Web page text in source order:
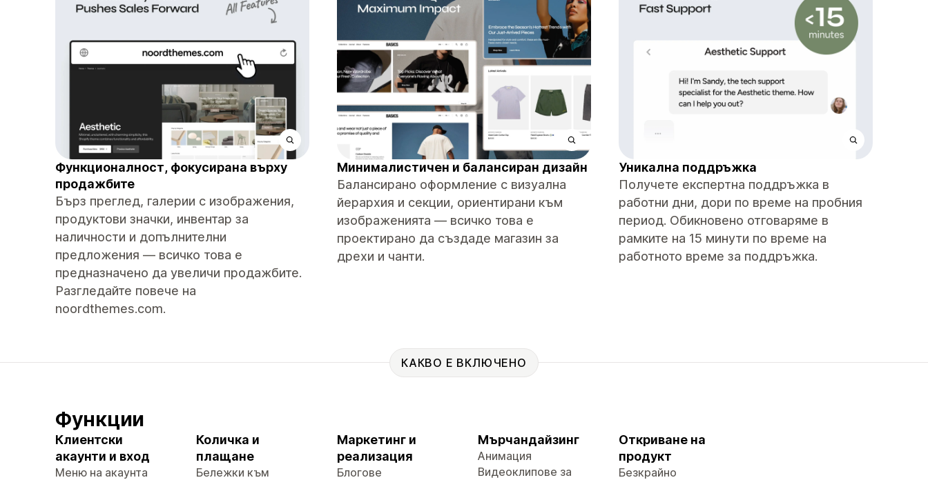
Функционалност, фокусирана върху
продажбите
Бърз преглед, галерии с изображения,
продуктови значки, инвентар за
наличности и допълнителни
предложения — всичко това е
предназначено да увеличи продажбите.
Разгледайте повече на
noordthemes.com.
Минималистичен и балансиран дизайн
Балансирано оформление с визуална
йерархия и секции, ориентирани към
изображенията — всичко това е
проектирано да създаде магазин за
дрехи и чанти.
Уникална поддръжка
Получете експертна поддръжка в
работни дни, дори по време на пробния
период. Обикновено отговаряме в
рамките на 15 минути по време на
работното време за поддръжка.
КАКВО Е ВКЛЮЧЕНО
Функции
Клиентски
акаунти и вход
Меню на акаунта
Количка и
плащане
Бележки към
Маркетинг и
реализация
Блогове
Мърчандайзинг
Анимация
Видеоклипове за
Откриване на
продукт
Безкрайно